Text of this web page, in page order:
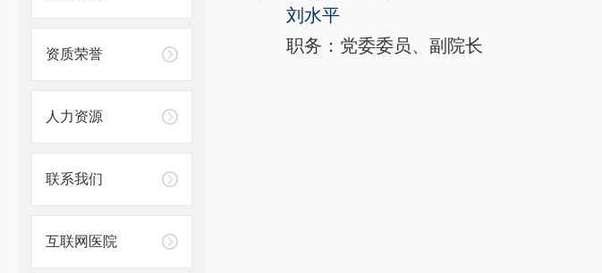
资质荣誉
人力资源
联系我们
互联网医院
刘水平
职务：党委委员、副院长